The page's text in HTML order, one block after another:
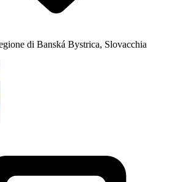
di Banská Bystrica, Slovacchia